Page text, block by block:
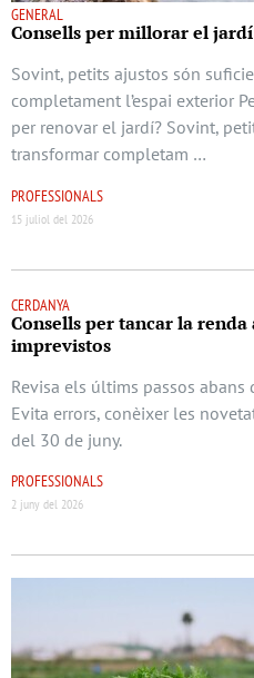
GENERAL
Consells per millorar el jardí
Sovint, petits ajustos són
completament l’espai exterior
per renovar el jardí? Sovint,
transformar completam …
PROFESSIONALS
15 juliol del 2026
CERDANYA
Consells per tancar la renda
imprevistos
Revisa els últims passos abans
Evita errors, conèixer les
del 30 de juny.
PROFESSIONALS
2 juny del 2026